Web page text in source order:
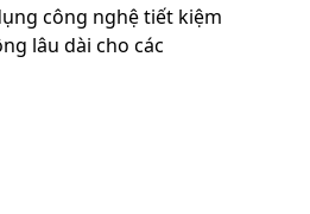
công nghệ tiết kiệm
lâu dài cho các